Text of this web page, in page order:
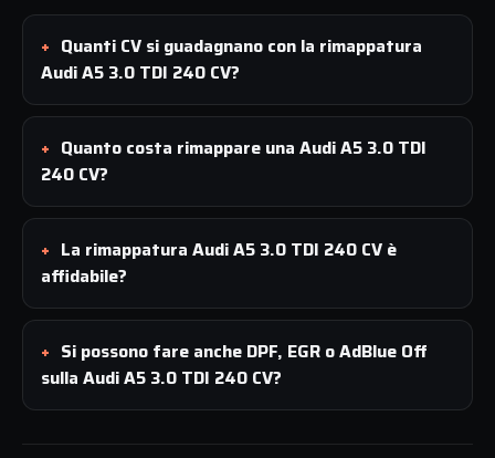
Quanti CV si guadagnano con la rimappatura
Audi A5 3.0 TDI 240 CV?
Quanto costa rimappare una Audi A5 3.0 TDI
240 CV?
La rimappatura Audi A5 3.0 TDI 240 CV è
affidabile?
Si possono fare anche DPF, EGR o AdBlue Off
sulla Audi A5 3.0 TDI 240 CV?